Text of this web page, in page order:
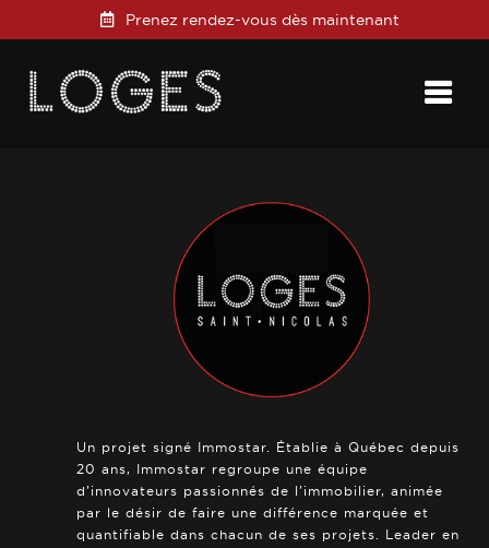
Prenez rendez-vous dès maintenant
Un projet signé Immostar. Établie à Québec depuis
20 ans, Immostar regroupe une équipe
d’innovateurs passionnés de l’immobilier, animée
par le désir de faire une différence marquée et
quantifiable dans chacun de ses projets. Leader en